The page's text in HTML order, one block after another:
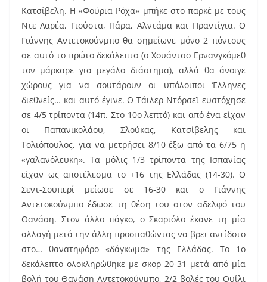
Κατσίβελη. Η «Φούρια Ρόχα» μπήκε στο παρκέ με τους
Ντε Λαρέα, Γιούστα, Πάρα, Αλντάμα και Πραντίγια. Ο
Γιάννης Αντετοκούνμπο θα σημείωνε μόνο 2 πόντους
σε αυτό το πρώτο δεκάλεπτο (ο Χουάντσο Ερνανγκόμεθ
τον μάρκαρε για μεγάλο διάστημα), αλλά θα άνοιγε
χώρους για να σουτάρουν οι υπόλοιποι Έλληνες
διεθνείς… και αυτό έγινε. Ο Τάιλερ Ντόρσεϊ ευστόχησε
σε 4/5 τρίποντα (14π. Στο 10ο λεπτό) και από ένα είχαν
οι Παπανικολάου, Σλούκας, Κατσίβελης και
Τολιόπουλος, για να μετρήσει 8/10 έξω από τα 6/75 η
«γαλανόλευκη». Τα μόλις 1/3 τρίποντα της Ισπανίας
είχαν ως αποτέλεσμα το +16 της Ελλάδας (14-30). Ο
Σεντ-Σουπερί μείωσε σε 16-30 και ο Γιάννης
Αντετοκούνμπο έδωσε τη θέση του στον αδελφό του
Θανάση. Στον άλλο πάγκο, ο Σκαριόλο έκανε τη μία
αλλαγή μετά την άλλη προσπαθώντας να βρει αντίδοτο
στο… θανατηφόρο «δάγκωμα» της Ελλάδας. Το 1ο
δεκάλεπτο ολοκληρώθηκε με σκορ 20-31 μετά από μία
βολή του Θανάση Αντετοκούνμπο, 2/2 βολές του Ουίλι